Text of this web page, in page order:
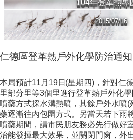
104年登革熱專
2015/07/16
仁德區登革熱戶外化學防治通知
本局預計11月19日(星期四)，針對仁
里部分里等3個里進行登革熱戶外化學
噴藥方式採水溝熱噴，其餘戶外水噴
藥逐漸往內包圍方式。另當天若下雨
噴藥期間，請市民朋友務必先行做好
治能發揮最大效果，並關閉門窗，外